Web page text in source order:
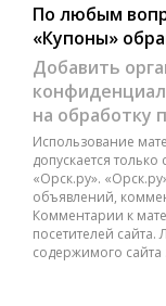
По любым
«Купоны»
Добавить
на обработку
Использование
допускается
«Орск.ру».
объявлений,
Комментарии к
посетителей
содержимого